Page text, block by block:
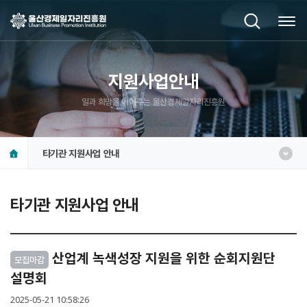
지원사업안내
일과 희망을 이어주는 울산경제일자리진흥원
타기관 지원사업 안내
타기관 지원사업 안내
모집마감
산업계 녹색성장 지원을 위한 순회지원단
설명회
2025-05-21 10:58:26